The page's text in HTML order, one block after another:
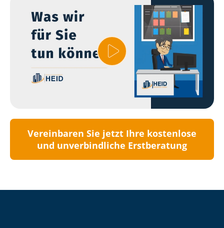
Vereinbaren Sie jetzt Ihre kostenlose
und unverbindliche Erstberatung